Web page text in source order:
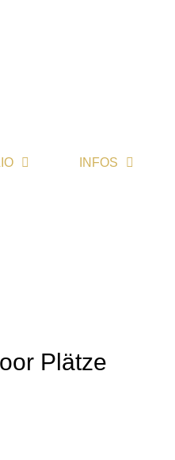
INFOS
Plätze